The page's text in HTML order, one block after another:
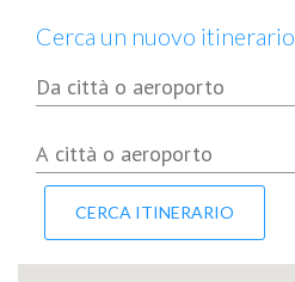
Cerca un nuovo itinerario